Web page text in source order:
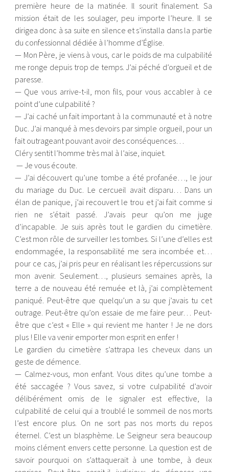
première heure de la matinée. Il sourit finalement. Sa
mission était de les soulager, peu importe l’heure. Il se
dirigea donc à sa suite en silence et s’installa dans la partie
du confessionnal dédiée à l’homme d’Église.
— Mon Père, je viens à vous, car le poids de ma culpabilité
me ronge depuis trop de temps. J’ai péché d’orgueil et de
paresse.
— Que vous arrive-t-il, mon fils, pour vous accabler à ce
point d’une culpabilité ?
— J’ai caché un fait important à la communauté et à notre
Duc. J’ai manqué à mes devoirs par simple orgueil, pour un
fait outrageant pouvant avoir des conséquences…
Cléry sentit l’homme très mal à l’aise, inquiet.
— Je vous écoute.
— J’ai découvert qu’une tombe a été profanée…, le jour
du mariage du Duc. Le cercueil avait disparu… Dans un
élan de panique, j’ai recouvert le trou et j’ai fait comme si
rien ne s’était passé. J’avais peur qu’on me juge
d’incapable. Je suis après tout le gardien du cimetière.
C’est mon rôle de surveiller les tombes. Si l’une d’elles est
endommagée, la responsabilité me sera incombée et…
pour ce cas, j’ai pris peur en réalisant les répercussions sur
mon avenir. Seulement…, plusieurs semaines après, la
terre a de nouveau été remuée et là, j’ai complètement
paniqué. Peut-être que quelqu’un a su que j’avais tu cet
outrage. Peut-être qu’on essaie de me faire peur… Peut-
être que c’est « Elle » qui revient me hanter ! Je ne dors
plus ! Elle va venir emporter mon esprit en enfer !
Le gardien du cimetière s’attrapa les cheveux dans un
geste de démence.
— Calmez-vous, mon enfant. Vous dites qu’une tombe a
été saccagée ? Vous savez, si votre culpabilité d’avoir
délibérément omis de le signaler est effective, la
culpabilité de celui qui a troublé le sommeil de nos morts
l’est encore plus. On ne sort pas nos morts du repos
éternel. C’est un blasphème. Le Seigneur sera beaucoup
moins clément envers cette personne. La question est de
savoir pourquoi on s’attaquerait à une tombe, à deux